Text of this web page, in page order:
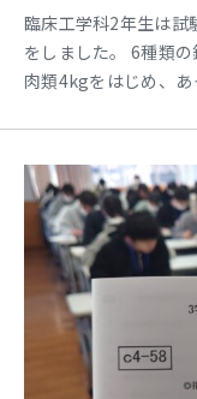
臨床工学科2年生は試
をしました。 6種類
肉類4kgをはじめ、
ところがえらいです
空かせた皆さんが一